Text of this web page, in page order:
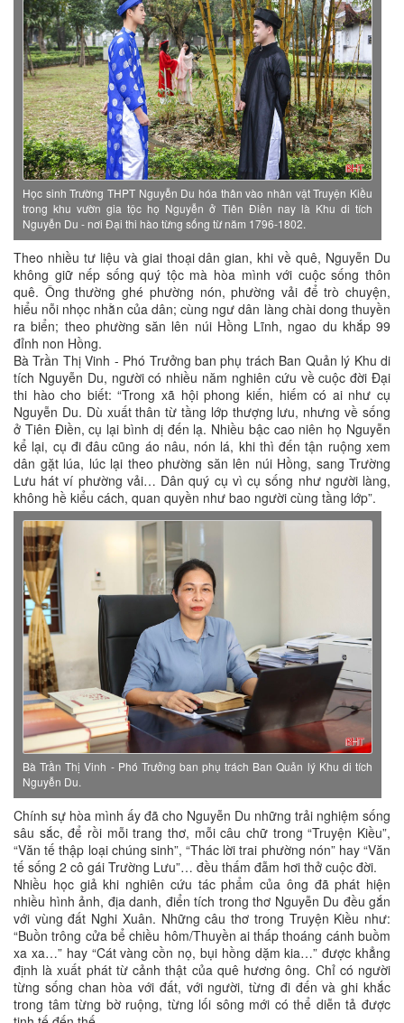
Học sinh Trường THPT Nguyễn Du hóa thân vào nhân vật Truyện Kiều
trong khu vườn gia tộc họ Nguyễn ở Tiên Điền nay là Khu di tích
Nguyễn Du - nơi Đại thi hào từng sống từ năm 1796-1802.
Theo nhiều tư liệu và giai thoại dân gian, khi về quê, Nguyễn Du
không giữ nếp sống quý tộc mà hòa mình với cuộc sống thôn
quê. Ông thường ghé phường nón, phường vải để trò chuyện,
hiểu nỗi nhọc nhằn của dân; cùng ngư dân làng chài dong thuyền
ra biển; theo phường săn lên núi Hồng Lĩnh, ngao du khắp 99
đỉnh non Hồng.
Bà Trần Thị Vinh - Phó Trưởng ban phụ trách Ban Quản lý Khu di
tích Nguyễn Du, người có nhiều năm nghiên cứu về cuộc đời Đại
thi hào cho biết: “Trong xã hội phong kiến, hiếm có ai như cụ
Nguyễn Du. Dù xuất thân từ tầng lớp thượng lưu, nhưng về sống
ở Tiên Điền, cụ lại bình dị đến lạ. Nhiều bậc cao niên họ Nguyễn
kể lại, cụ đi đâu cũng áo nâu, nón lá, khi thì đến tận ruộng xem
dân gặt lúa, lúc lại theo phường săn lên núi Hồng, sang Trường
Lưu hát ví phường vải… Dân quý cụ vì cụ sống như người làng,
không hề kiểu cách, quan quyền như bao người cùng tầng lớp”.
Bà Trần Thị Vinh - Phó Trưởng ban phụ trách Ban Quản lý Khu di tích
Nguyễn Du.
Chính sự hòa mình ấy đã cho Nguyễn Du những trải nghiệm sống
sâu sắc, để rồi mỗi trang thơ, mỗi câu chữ trong “Truyện Kiều”,
“Văn tế thập loại chúng sinh”, “Thác lời trai phường nón” hay “Văn
tế sống 2 cô gái Trường Lưu”… đều thấm đẫm hơi thở cuộc đời.
Nhiều học giả khi nghiên cứu tác phẩm của ông đã phát hiện
nhiều hình ảnh, địa danh, điển tích trong thơ Nguyễn Du đều gắn
với vùng đất Nghi Xuân. Những câu thơ trong Truyện Kiều như:
“Buồn trông cửa bể chiều hôm/Thuyền ai thấp thoáng cánh buồm
xa xa…” hay “Cát vàng cồn nọ, bụi hồng dặm kia…” được khẳng
định là xuất phát từ cảnh thật của quê hương ông. Chỉ có người
từng sống chan hòa với đất, với người, từng đi đến và ghi khắc
trong tâm từng bờ ruộng, từng lối sông mới có thể diễn tả được